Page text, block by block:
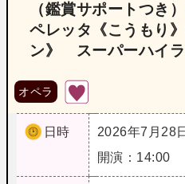
（鑑賞サポートつ
ペレッタ《こうもり
ン》 スーパーハイ
オペラ
日時
2026年7月28
開演：14:00